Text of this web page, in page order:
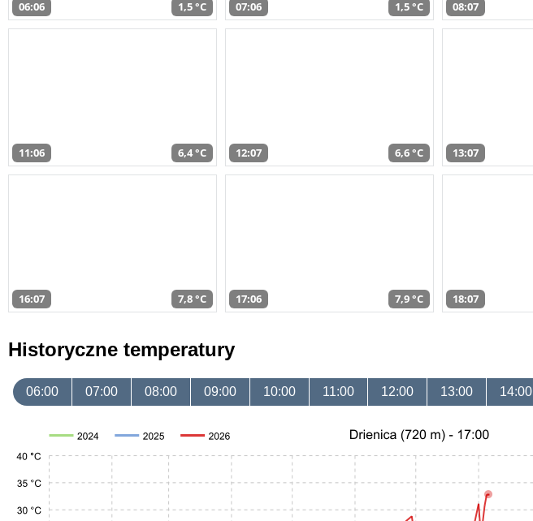
06:06 1,5 °C 07:06 1,5 °C 08:07
11:06 6,4 °C 12:07 6,6 °C 13:07
16:07 7,8 °C 17:06 7,9 °C 18:07
Historyczne temperatury
06:00 07:00 08:00 09:00 10:00 11:00 12:00 13:00 14:00